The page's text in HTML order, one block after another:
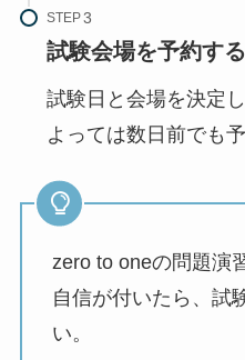
STEP
試験会場を予約する
試験日と会場を決定
よっては数日前でも
zero to oneの問題演
自信が付いたら、試
い。